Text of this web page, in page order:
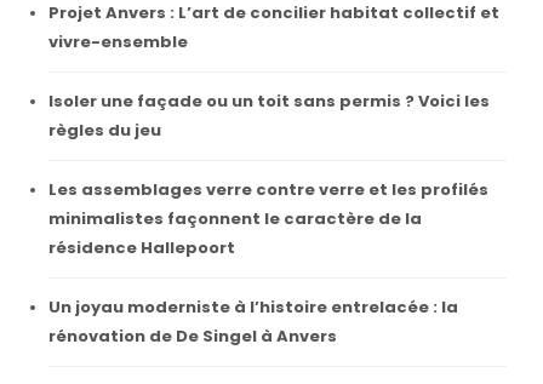
Projet Anvers : L’art de concilier habitat collectif et
vivre-ensemble
Isoler une façade ou un toit sans permis ? Voici les
règles du jeu
Les assemblages verre contre verre et les profilés
minimalistes façonnent le caractère de la
résidence Hallepoort
Un joyau moderniste à l’histoire entrelacée : la
rénovation de De Singel à Anvers